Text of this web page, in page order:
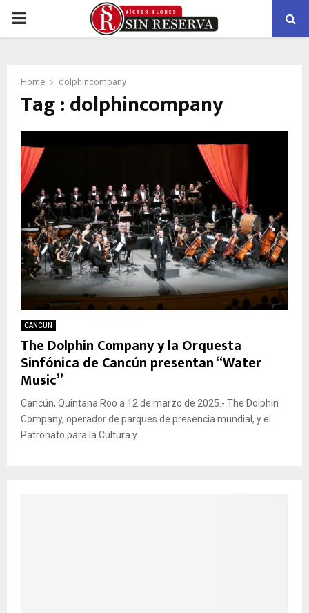
PRIMARY
Home dolphincompany
Tag : dolphincompany
CANCUN
The Dolphin Company y la Orquesta
Sinfónica de Cancún presentan “Water
Music”
Cancún, Quintana Roo a 12 de marzo de 2025.- The Dolphin
Company, operador de parques de presencia mundial, y el
Patronato para la Cultura y...